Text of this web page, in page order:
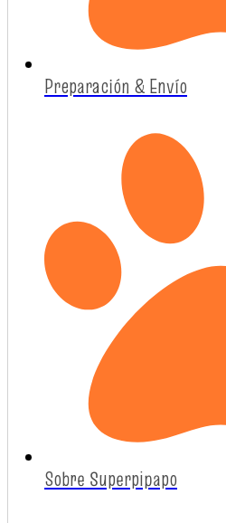
Preparación & Envío
Sobre Superpipapo